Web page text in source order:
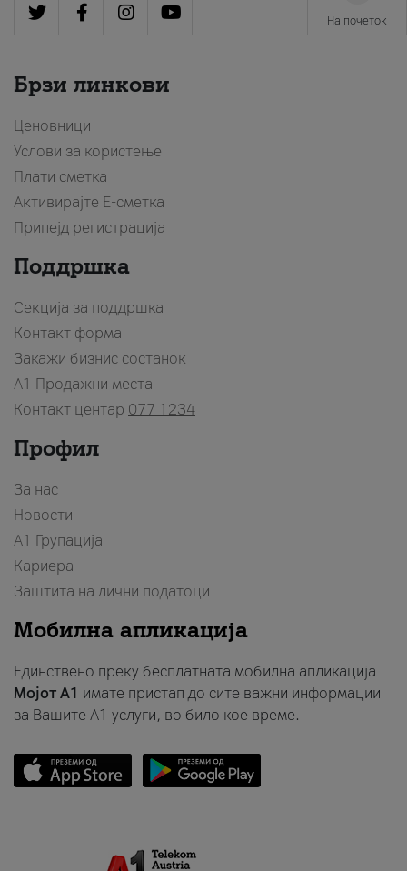
На почеток
Брзи линкови
Ценовници
Услови за користење
Плати сметка
Активирајте Е-сметка
Припејд регистрација
Поддршка
Секција за поддршка
Контакт форма
Закажи бизнис состанок
A1 Продажни места
Контакт центар 077 1234
Профил
За нас
Новости
А1 Групација
Кариера
Заштита на лични податоци
Мобилна апликација
Единствено преку бесплатната мобилна апликација
Мојот A1 имате пристап до сите важни информации
за Вашите A1 услуги, во било кое време.